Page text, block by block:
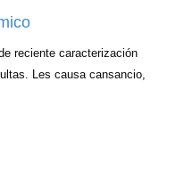
reciente caracterización
Les causa cansancio,